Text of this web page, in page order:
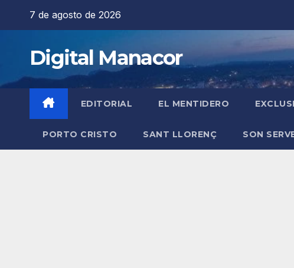
7 de agosto de 2026
Digital Manacor
EDITORIAL EL MENTIDERO
PORTO CRISTO SANT LLORENÇ SON